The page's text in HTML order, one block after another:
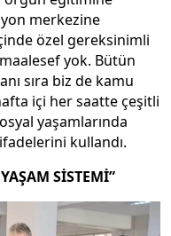
merkezine
özel gereksinimli
yok. Bütün
sıra biz de kamu
içi her saatte çeşitli
yaşamlarında
kullandı.
SİSTEMİ”